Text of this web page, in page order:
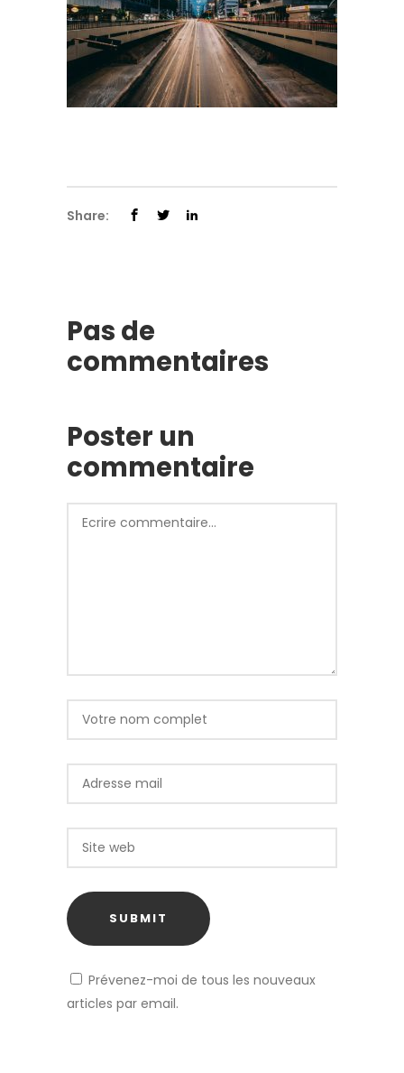
Share:
Pas de
commentaires
Poster un
commentaire
Prévenez-moi de tous les nouveaux
articles par email.